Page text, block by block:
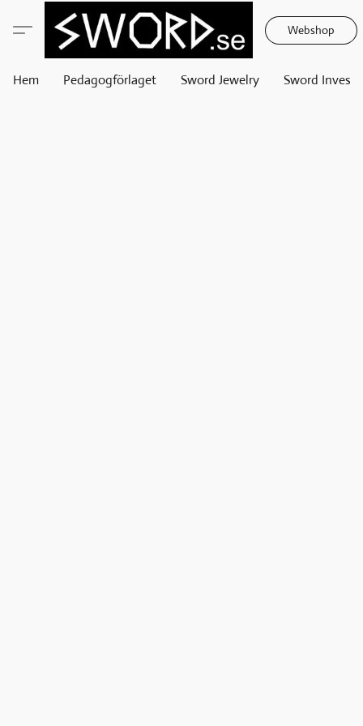
Webshop
Hem Pedagogförlaget Sword Jewelry Sword Invest